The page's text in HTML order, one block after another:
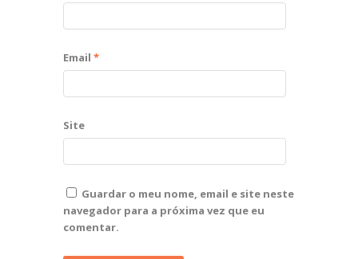
Email *
Site
Guardar o meu nome, email e site neste
navegador para a próxima vez que eu
comentar.